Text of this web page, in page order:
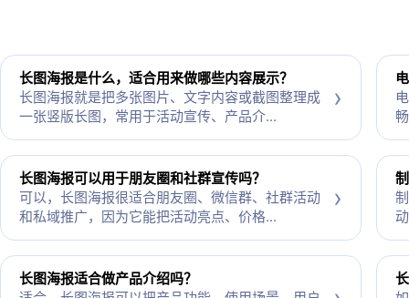
长图海报是什么，适合用来做哪些内容展示？
长图海报就是把多张图片、文字内容或截图整理成
一张竖版长图，常用于活动宣传、产品介...
›
长图海报可以用于朋友圈和社群宣传吗？
可以，长图海报很适合朋友圈、微信群、社群活动
和私域推广，因为它能把活动亮点、价格...
›
长图海报适合做产品介绍吗？